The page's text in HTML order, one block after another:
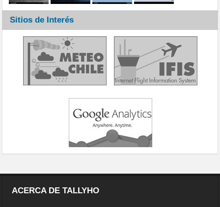
Sitios de Interés
ACERCA DE TALLYHO